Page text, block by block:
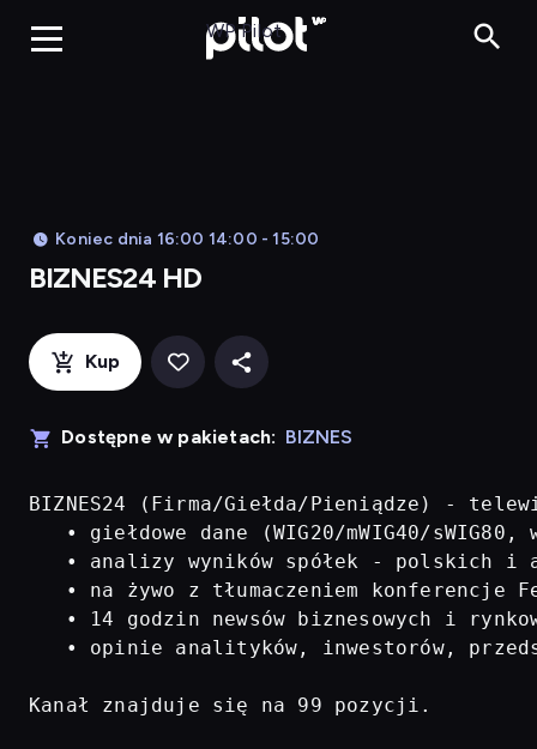
WP Pilot
Koniec dnia 16:00 14:00 - 15:00
BIZNES24 HD
Kup
Dostępne w pakietach: BIZNES
BIZNES24 (Firma/Giełda/Pieniądze) -
• giełdowe dane (WIG20/mWIG40/
• analizy wyników spółek - polskich i
• na żywo z tłumaczeniem konferencje
• 14 godzin newsów biznesowych i
• opinie analityków, inwestorów,
Kanał znajduje się na 99 pozycji.